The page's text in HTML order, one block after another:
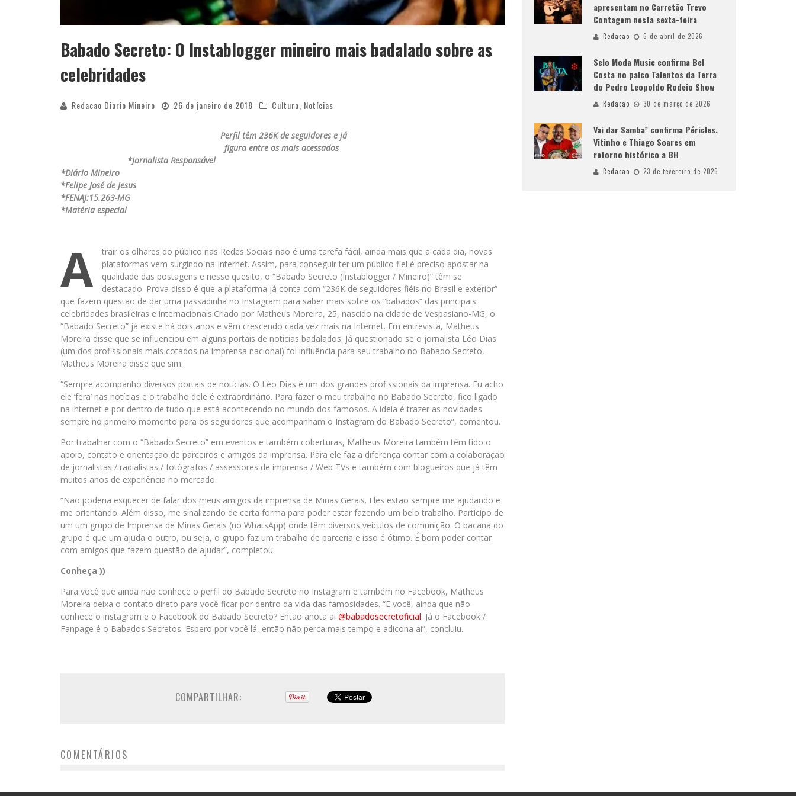
Babado Secreto: O Instablogger mineiro mais badalado sobre as
celebridades
Redacao Diario Mineiro 26 de janeiro de 2018 Cultura Notícias
Perfil têm 236K de seguidores e já
figura entre os mais acessados
*Jornalista Responsável
*Diário Mineiro
*Felipe José de Jesus
*FENAJ:15.263-MG
*Matéria especial
A
trair os olhares do público nas Redes Sociais não é uma tarefa fácil, ainda mais que a cada dia, novas
plataformas vem surgindo na Internet. Assim, para conseguir ter um público fiel é preciso apostar na
qualidade das postagens e nesse quesito, o “Babado Secreto (Instablogger / Mineiro)” têm se
destacado. Prova disso é que a plataforma já conta com “236K de seguidores fiéis no Brasil e exterior”
que fazem questão de dar uma passadinha no Instagram para saber mais sobre os “babados” das principais
celebridades brasileiras e internacionais.Criado por Matheus Moreira, 25, nascido na cidade de Vespasiano-MG, o
“Babado Secreto” já existe há dois anos e vêm crescendo cada vez mais na Internet. Em entrevista, Matheus
Moreira disse que se influenciou em alguns portais de notícias badalados. Já questionado se o jornalista Léo Dias
(um dos profissionais mais cotados na imprensa nacional) foi influência para seu trabalho no Babado Secreto,
Matheus Moreira disse que sim.
“Sempre acompanho diversos portais de notícias. O Léo Dias é um dos grandes profissionais da imprensa. Eu acho
ele ‘fera’ nas notícias e o trabalho dele é extraordinário. Para fazer o meu trabalho no Babado Secreto, fico ligado
na internet e por dentro de tudo que está acontecendo no mundo dos famosos. A ideia é trazer as novidades
sempre no primeiro momento para os seguidores que acompanham o Instagram do Babado Secreto”, comentou.
Por trabalhar com o “Babado Secreto” em eventos e também coberturas, Matheus Moreira também têm tido o
apoio, contato e orientação de parceiros e amigos da imprensa. Para ele faz a diferença contar com a colaboração
de jornalistas / radialistas / fotógrafos / assessores de imprensa / Web TVs e também com blogueiros que já têm
muitos anos de experiência no mercado.
“Não poderia esquecer de falar dos meus amigos da imprensa de Minas Gerais. Eles estão sempre me ajudando e
me orientando. Além disso, me sinalizando de certa forma para poder estar fazendo um belo trabalho. Participo de
um um grupo de Imprensa de Minas Gerais (no WhatsApp) onde têm diversos veículos de comunição. O bacana do
grupo é que um ajuda o outro, ou seja, o grupo faz um trabalho de parceria e isso é ótimo. É bom poder contar
com amigos que fazem questão de ajudar”, completou.
Conheça ))
Para você que ainda não conhece o perfil do Babado Secreto no Instagram e também no Facebook, Matheus
Moreira deixa o contato direto para você ficar por dentro da vida das famosidades. “E você, ainda que não
conhece o instagram e o Facebook do Babado Secreto? Então anota ai @babadosecretoficial. Já o Facebook /
Fanpage é o Babados Secretos. Espero por você lá, então não perca mais tempo e adicona ai”, concluiu.
COMPARTILHAR:
COMENTÁRIOS
apresentam no Carretão Trevo
Contagem nesta sexta-feira
Redacao 6 de abril de 2026
Selo Moda Music confirma Bel
Costa no palco Talentos da Terra
do Pedro Leopoldo Rodeio Show
Redacao 30 de março de 2026
Vai dar Samba” confirma Péricles,
Vitinho e Thiago Soares em
retorno histórico a BH
Redacao 23 de fevereiro de 2026